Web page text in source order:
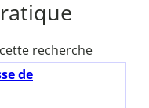
recherche
de